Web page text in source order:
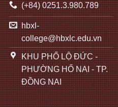
(+84) 0251.3.980.789
hbxl-
college@hbxlc.edu.vn
KHU PHỐ LỘ ĐỨC -
PHƯỜNG HỐ NAI - TP.
ĐỒNG NAI